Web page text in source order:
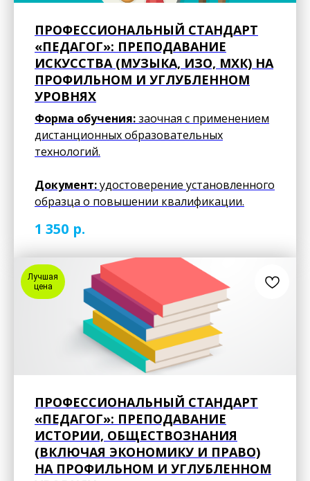
ПРОФЕССИОНАЛЬНЫЙ СТАНДАРТ
«ПЕДАГОГ»: ПРЕПОДАВАНИЕ
ИСКУССТВА (МУЗЫКА, ИЗО, МХК) НА
ПРОФИЛЬНОМ И УГЛУБЛЕННОМ
УРОВНЯХ
Форма обучения:заочная с применением
дистанционных образовательных
технологий.
Документ:удостоверение установленного
образца о повышении квалификации.
1 350 р.
Лучшая
цена
ПРОФЕССИОНАЛЬНЫЙ СТАНДАРТ
«ПЕДАГОГ»: ПРЕПОДАВАНИЕ
ИСТОРИИ, ОБЩЕСТВОЗНАНИЯ
(ВКЛЮЧАЯ ЭКОНОМИКУ И ПРАВО)
НА ПРОФИЛЬНОМ И УГЛУБЛЕННОМ